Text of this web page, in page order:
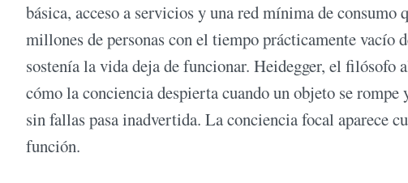
básica, acceso a servicios y una red mínima de
millones de personas con el tiempo prácticamente vacío
sostenía la vida deja de funcionar. Heidegger, el filósofo
cómo la conciencia despierta cuando un objeto se
sin fallas pasa inadvertida. La conciencia focal aparece
función.